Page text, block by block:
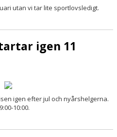
utan vi tar lite sportlovsledigt.
igen 11
igen efter jul och nyårshelgerna.
10:00.